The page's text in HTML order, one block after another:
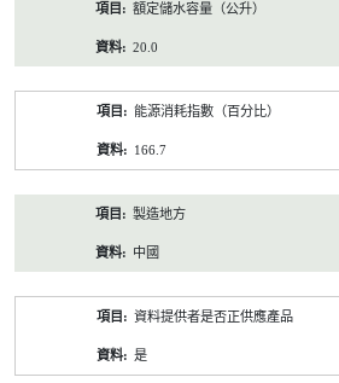
額定儲水容量（公升）
20.0
能源消耗指數（百分比）
166.7
製造地方
中國
資料提供者是否正供應產品
是